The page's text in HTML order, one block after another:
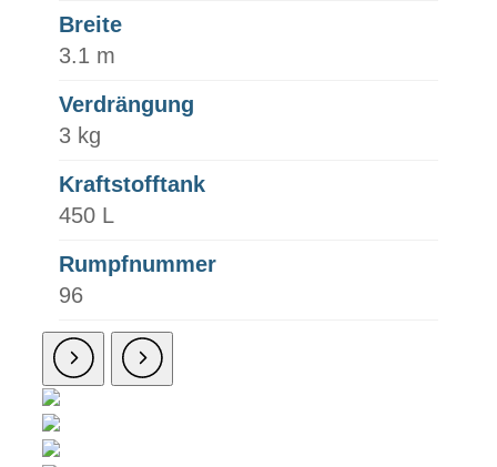
Breite
3.1 m
Verdrängung
3 kg
Kraftstofftank
450 L
Rumpfnummer
96